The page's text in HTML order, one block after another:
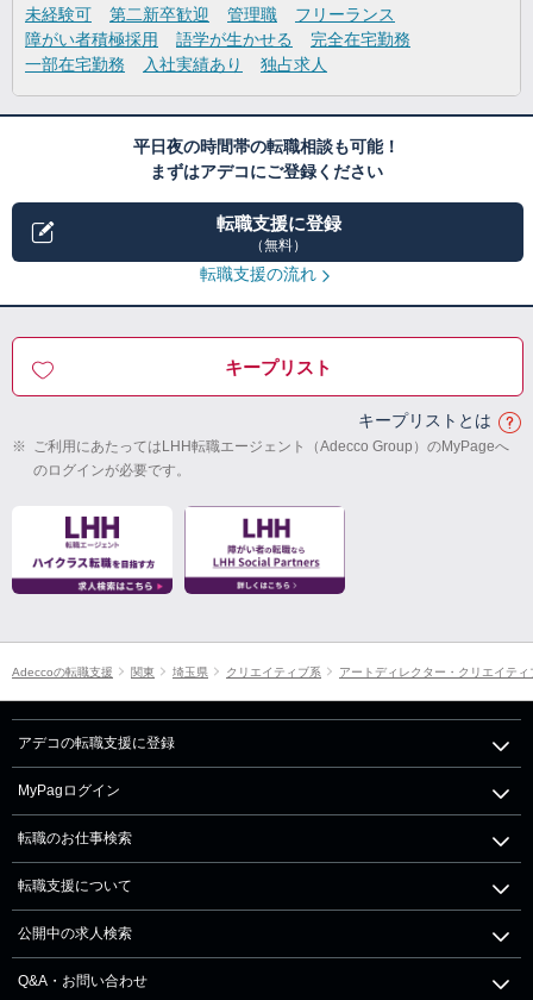
未経験可
第二新卒歓迎 管理職
フリーランス
障がい者積極採用
語学が生かせる
完全在宅勤務
一部在宅勤務
入社実績あり 独占求人
平日夜の時間帯の転職相談も可能！
まずはアデコにご登録ください
転職支援に登録
（無料）
転職支援の流れ
キープリスト
キープリストとは
※ ご利用にあたってはLHH転職エージェント（Adecco Group）のMyPageへ
のログインが必要です。
Adeccoの転職支援 関東 埼玉県 クリエイティブ系 アートディレクター・クリエイテ
アデコの転職支援に登録
MyPagログイン
転職のお仕事検索
転職支援について
公開中の求人検索
Q&A・お問い合わせ